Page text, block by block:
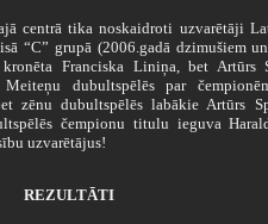
centrā tika noskaidroti uzvarētāji
“C” grupā (2006.gadā dzimušiem
Franciska Liniņa, bet Artūrs
dubultspēlēs par
zēnu dubultspēlēs labākie Artūrs
čempionu titulu ieguva
uzvarētājus!
REZULTĀTI